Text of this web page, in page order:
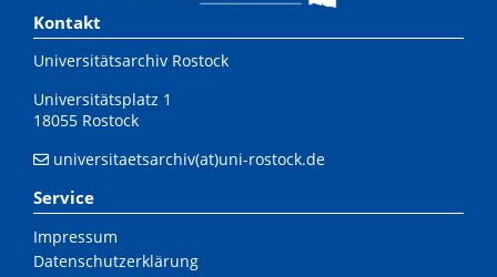
Kontakt
Universitätsarchiv Rostock
Universitätsplatz 1
18055 Rostock
universitaetsarchiv(at)uni-rostock.de
Service
Impressum
Datenschutzerklärung